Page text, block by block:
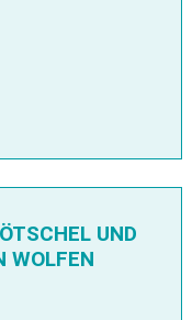
UND
WOLFEN